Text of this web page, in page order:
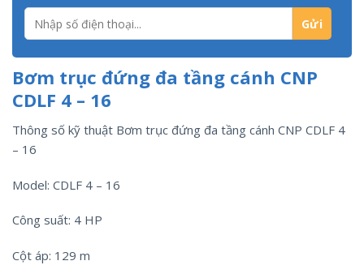
Bơm trục đứng đa tầng cánh CNP
CDLF 4 – 16
Thông số kỹ thuật Bơm trục đứng đa tầng cánh CNP CDLF 4
– 16
Model: CDLF 4 – 16
Công suất: 4 HP
Cột áp: 129 m